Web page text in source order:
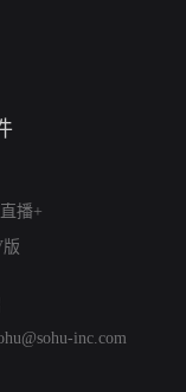
直播+
inc.com